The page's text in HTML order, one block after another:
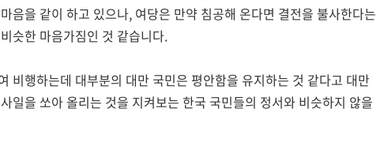
음을 같이 하고 있으나, 여당은 만약 침공해 온다면 결전을 불사한다는
슷한 마음가짐인 것 같습니다.
비행하는데 대부분의 대만 국민은 평안함을 유지하는 것 같다고 대만
일을 쏘아 올리는 것을 지켜보는 한국 국민들의 정서와 비슷하지 않을